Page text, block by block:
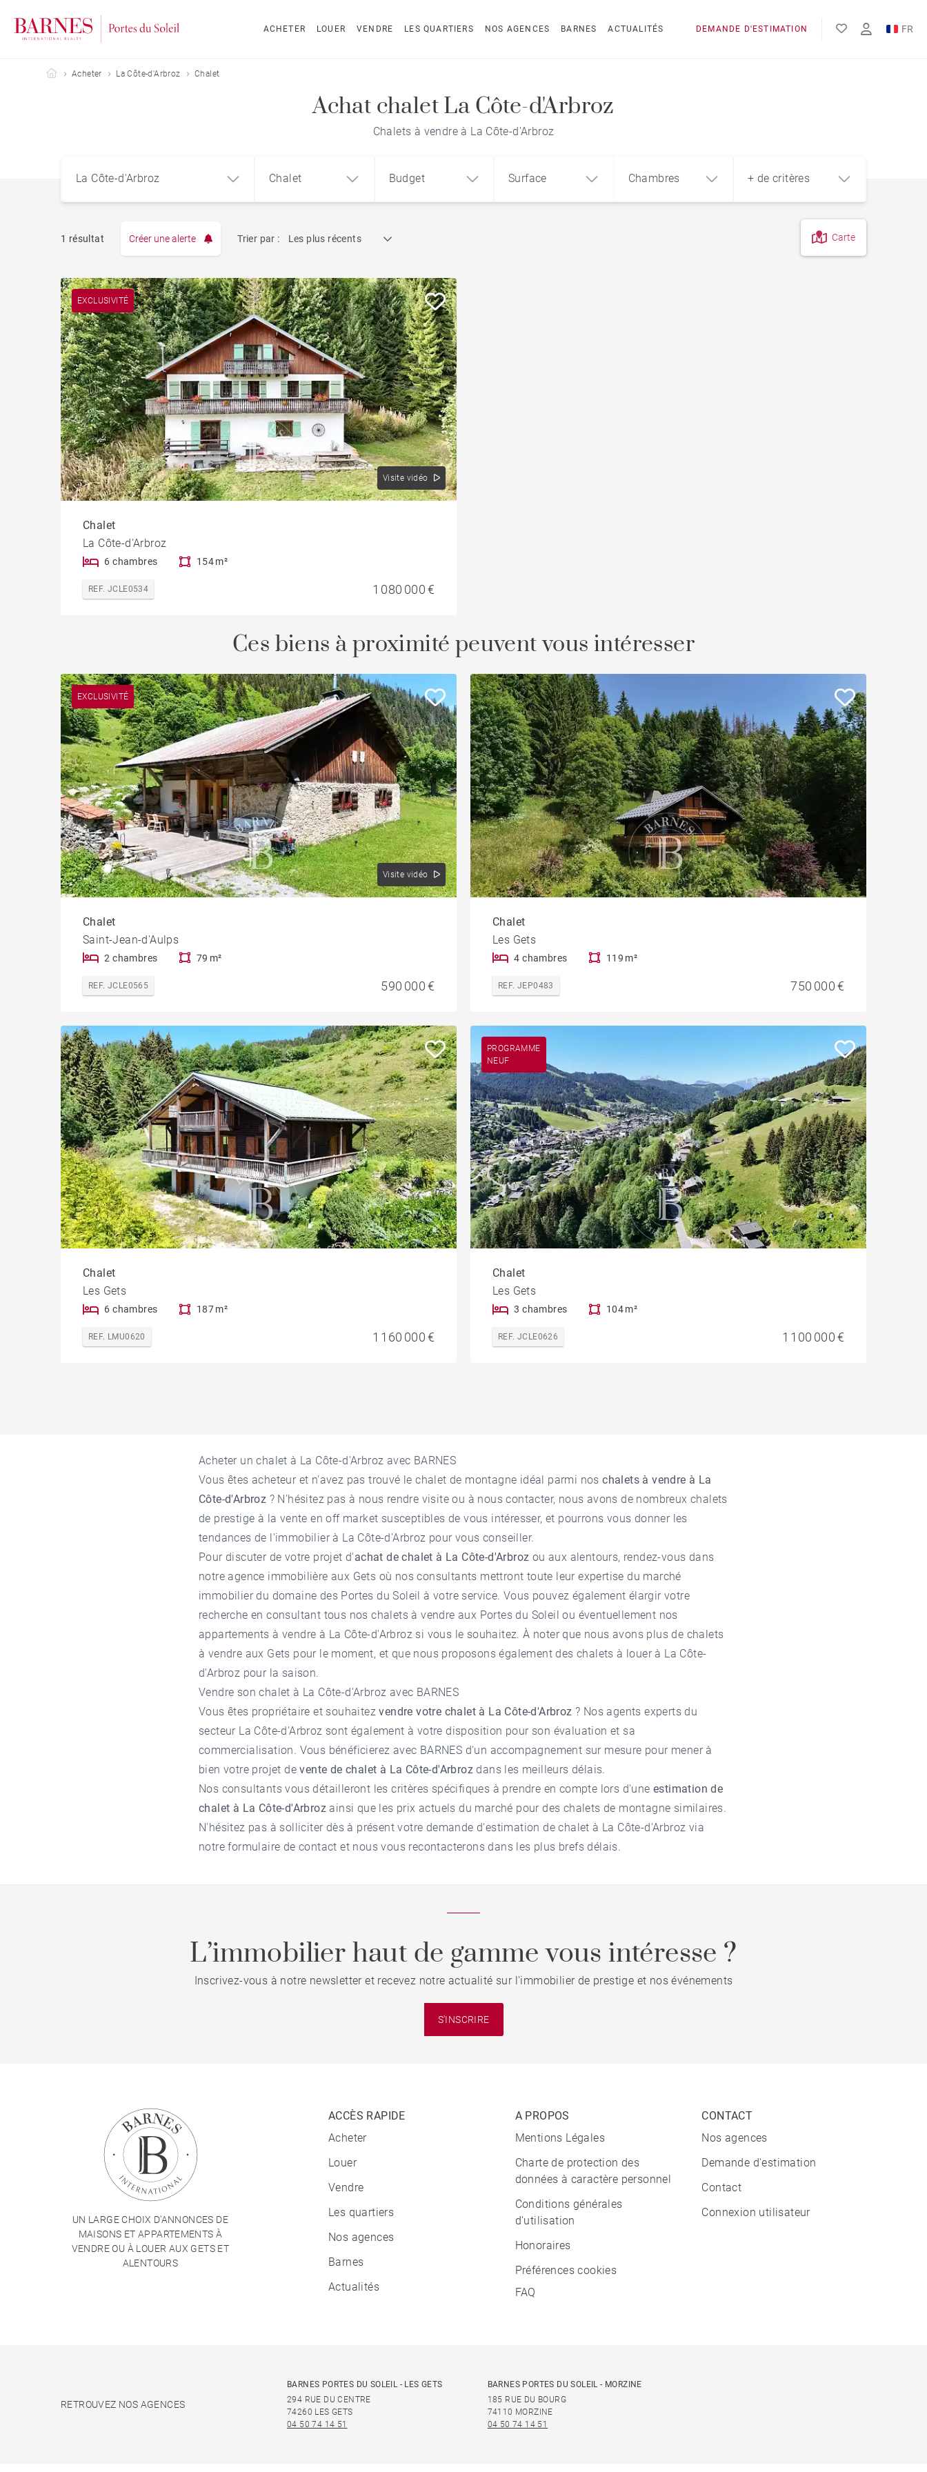
ACHETER LOUER VENDRE LES QUARTIERS NOS AGENCES BARNES ACTUALITÉS DEMANDE D'ESTIMATION
FR
Barnes Portes du Soleil
Acheter La Côte-d'Arbroz Chalet
Achat chalet La Côte-d'Arbroz
Chalets à vendre à La Côte-d'Arbroz
La Côte-d'Arbroz
La Côte-d'Arbroz (74110)
Chalet
Appartement Maison Terrain
Chalet Programme
Bureau et
commerce
Immeuble Penthouse
Budget Surface Chambres + de critères
1 résultat Créer une alerte Trier par : Les plus récents Carte
EXCLUSIVITÉ
Visite vidéo
Chalet
La Côte-d'Arbroz
6 chambres 154 m²
REF. JCLE0534 1 080 000 €
Ces biens à proximité peuvent vous intéresser
EXCLUSIVITÉ
Visite vidéo
Chalet
Saint-Jean-d'Aulps
2 chambres 79 m²
REF. JCLE0565 590 000 €
Chalet
Les Gets
4 chambres 119 m²
REF. JEP0483 750 000 €
Chalet
Les Gets
6 chambres 187 m²
REF. LMU0620 1 160 000 €
PROGRAMME
NEUF
Chalet
Les Gets
3 chambres 104 m²
REF. JCLE0626 1 100 000 €
Acheter un chalet à La Côte-d'Arbroz avec BARNES
Vous êtes acheteur et n'avez pas trouvé le chalet de montagne idéal parmi noschalets à vendre à La
Côte-d'Arbroz ? N'hésitez pas à nous rendre visite ou à nous contacter, nous avons de nombreux chalets
de prestige à la vente en off market susceptibles de vous intéresser, et pourrons vous donner les
tendances de l'immobilier à La Côte-d'Arbroz pour vous conseiller.
Pour discuter de votre projet d'achat de chalet à La Côte-d'Arbroz ou aux alentours, rendez-vous dans
notreagence immobilière aux Gets où nos consultants mettront toute leur expertise du marché
immobilier du domaine des Portes du Soleil à votre service. Vous pouvez également élargir votre
recherche en consultant tous noschalets à vendre aux Portes du Soleil ou éventuellement nos
appartements à vendre à La Côte-d'Arbroz si vous le souhaitez. À noter que nous avons plus de chalets
à vendre aux Gets pour le moment, et que nous proposons également des chalets à louer à La Côte-
d'Arbroz pour la saison.
Vendre son chalet à La Côte-d'Arbroz avec BARNES
Vous êtes propriétaire et souhaitezvendre votre chalet à La Côte-d'Arbroz ? Nos agents experts du
secteur La Côte-d'Arbroz sont également à votre disposition pour son évaluation et sa
commercialisation. Vous bénéficierez avec BARNES d'un accompagnement sur mesure pour mener à
bien votre projet devente de chalet à La Côte-d'Arbroz dans les meilleurs délais.
Nos consultants vous détailleront les critères spécifiques à prendre en compte lors d'une estimation de
chalet à La Côte-d'Arbroz ainsi que les prix actuels du marché pour des chalets de montagne similaires.
N'hésitez pas à solliciter dès à présent votre demande d'estimation de chalet à La Côte-d'Arbroz via
notre formulaire de contact et nous vous recontacterons dans les plus brefs délais.
L’immobilier haut de gamme vous intéresse ?
Inscrivez-vous à notre newsletter et recevez notre actualité sur l'immobilier de prestige et nos événements
S'INSCRIRE
UN LARGE CHOIX D'ANNONCES DE
MAISONS ET APPARTEMENTS À
VENDRE OU À LOUER AUX GETS ET
ALENTOURS
ACCÈS RAPIDE
Acheter
Louer
Vendre
Les quartiers
Nos agences
Barnes
Actualités
A PROPOS
Mentions Légales
Charte de protection des
données à caractère personnel
Conditions générales
d'utilisation
Honoraires
Préférences cookies
FAQ
CONTACT
Nos agences
Demande d'estimation
Contact
Connexion utilisateur
RETROUVEZ NOS AGENCES
BARNES PORTES DU SOLEIL - LES GETS
294 RUE DU CENTRE
74260 LES GETS
04 50 74 14 51
BARNES PORTES DU SOLEIL - MORZINE
185 RUE DU BOURG
74110 MORZINE
04 50 74 14 51